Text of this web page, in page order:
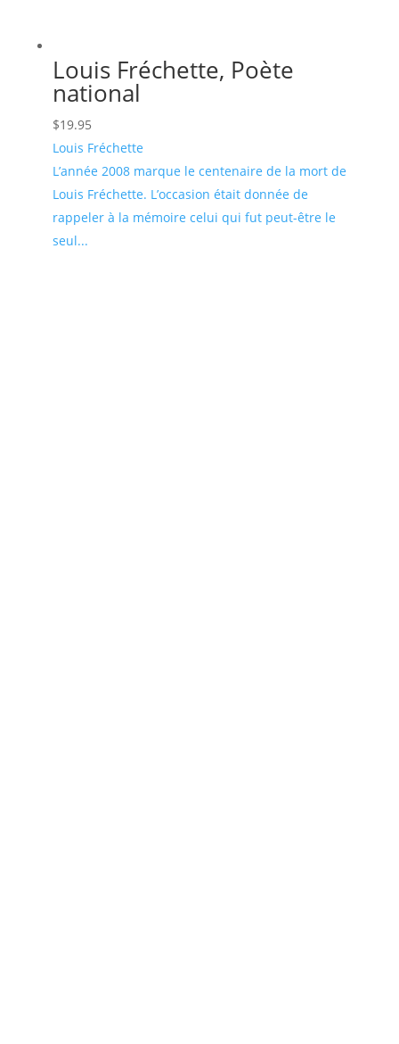
Louis Fréchette, Poète
national
$19.95
Louis Fréchette
L’année 2008 marque le centenaire de la mort de
Louis Fréchette. L’occasion était donnée de
rappeler à la mémoire celui qui fut peut-être le
seul...